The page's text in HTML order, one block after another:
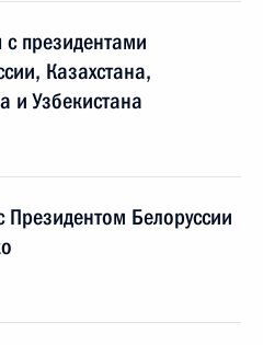
президентами
Казахстана,
и Узбекистана
Белоруссии